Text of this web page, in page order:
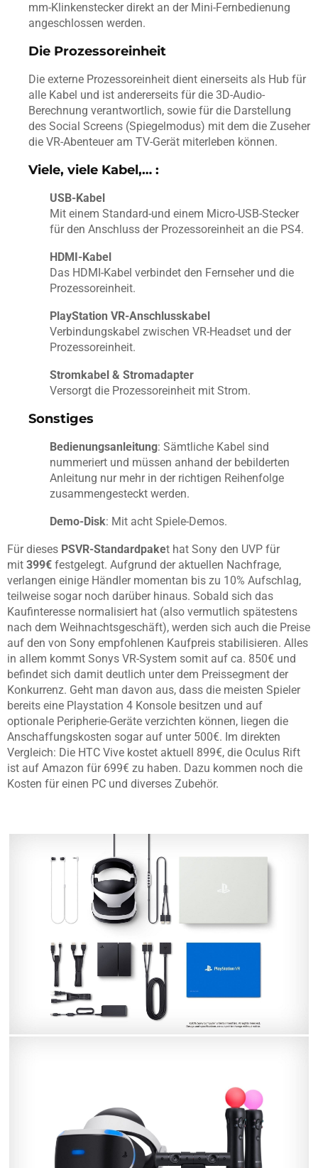
mm-Klinkenstecker direkt an der Mini-Fernbedienung
angeschlossen werden.
Die Prozessoreinheit
Die externe Prozessoreinheit dient einerseits als Hub für
alle Kabel und ist andererseits für die 3D-Audio-
Berechnung verantwortlich, sowie für die Darstellung
des Social Screens (Spiegelmodus) mit dem die Zuseher
die VR-Abenteuer am TV-Gerät miterleben können.
Viele, viele Kabel,… :
USB-Kabel
Mit einem Standard-und einem Micro-USB-Stecker
für den Anschluss der Prozessoreinheit an die PS4.
HDMI-Kabel
Das HDMI-Kabel verbindet den Fernseher und die
Prozessoreinheit.
PlayStation VR-Anschlusskabel
Verbindungskabel zwischen VR-Headset und der
Prozessoreinheit.
Stromkabel & Stromadapter
Versorgt die Prozessoreinheit mit Strom.
Sonstiges
Bedienungsanleitung: Sämtliche Kabel sind
nummeriert und müssen anhand der bebilderten
Anleitung nur mehr in der richtigen Reihenfolge
zusammengesteckt werden.
Demo-Disk: Mit acht Spiele-Demos.
Für dieses PSVR-Standardpaket hat Sony den UVP für
mit 399€ festgelegt. Aufgrund der aktuellen Nachfrage,
verlangen einige Händler momentan bis zu 10% Aufschlag,
teilweise sogar noch darüber hinaus. Sobald sich das
Kaufinteresse normalisiert hat (also vermutlich spätestens
nach dem Weihnachtsgeschäft), werden sich auch die Preise
auf den von Sony empfohlenen Kaufpreis stabilisieren. Alles
in allem kommt Sonys VR-System somit auf ca. 850€ und
befindet sich damit deutlich unter dem Preissegment der
Konkurrenz. Geht man davon aus, dass die meisten Spieler
bereits eine Playstation 4 Konsole besitzen und auf
optionale Peripherie-Geräte verzichten können, liegen die
Anschaffungskosten sogar auf unter 500€. Im direkten
Vergleich: Die HTC Vive kostet aktuell 899€, die Oculus Rift
ist auf Amazon für 699€ zu haben. Dazu kommen noch die
Kosten für einen PC und diverses Zubehör.